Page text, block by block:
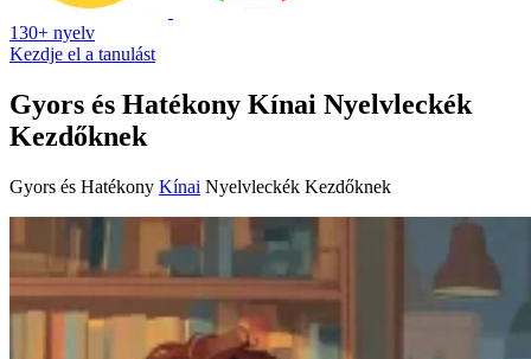
130+ nyelv
Kezdje el a tanulást
Gyors és Hatékony Kínai Nyelvleckék
Kezdőknek
Gyors és Hatékony Kínai Nyelvleckék Kezdőknek